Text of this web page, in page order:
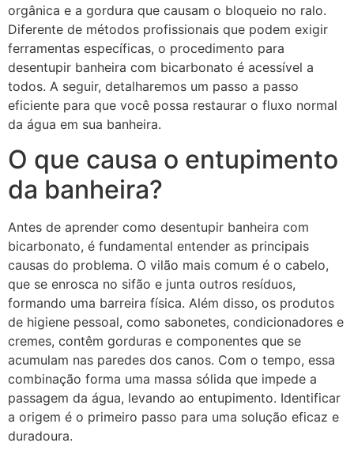
orgânica e a gordura que causam o bloqueio no ralo.
Diferente de métodos profissionais que podem exigir
ferramentas específicas, o procedimento para
desentupir banheira com bicarbonato é acessível a
todos. A seguir, detalharemos um passo a passo
eficiente para que você possa restaurar o fluxo normal
da água em sua banheira.
O que causa o entupimento
da banheira?
Antes de aprender como desentupir banheira com
bicarbonato, é fundamental entender as principais
causas do problema. O vilão mais comum é o cabelo,
que se enrosca no sifão e junta outros resíduos,
formando uma barreira física. Além disso, os produtos
de higiene pessoal, como sabonetes, condicionadores e
cremes, contêm gorduras e componentes que se
acumulam nas paredes dos canos. Com o tempo, essa
combinação forma uma massa sólida que impede a
passagem da água, levando ao entupimento. Identificar
a origem é o primeiro passo para uma solução eficaz e
duradoura.